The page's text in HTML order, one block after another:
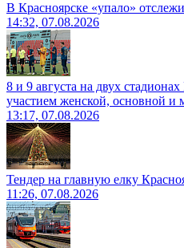
В Красноярске «упало»
14:32, 07.08.2026
8 и 9 августа на двух
участием женской, основной и
13:17, 07.08.2026
Тендер на главную елку
11:26, 07.08.2026